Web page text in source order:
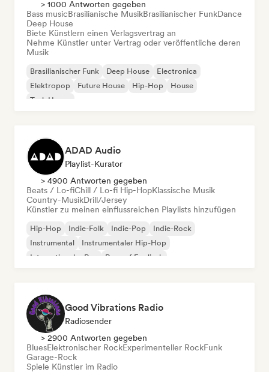
> 1000 Antworten gegeben
Bass musicBrasilianische MusikBrasilianischer FunkDance
Deep House
Biete Künstlern einen Verlagsvertrag an
Nehme Künstler unter Vertrag oder veröffentliche deren
Musik
Brasilianischer Funk Deep House
Electronica
Elektropop
Future House Hip-Hop
House
Tech House
ADAD Audio
Playlist-Kurator
> 4900 Antworten gegeben
Beats / Lo-fiChill / Lo-fi Hip-HopKlassische Musik
Country-MusikDrill/Jersey
Künstler zu meinen einflussreichen Playlists hinzufügen
Hip-Hop Indie-Folk Indie-Pop
Indie-Rock
Instrumental
Instrumentaler Hip-Hop
Internationaler Rap
Rap auf Englisch
Good Vibrations Radio
Radiosender
> 2900 Antworten gegeben
BluesElektronischer RockExperimenteller RockFunk
Garage-Rock
Spiele Künstler im Radio